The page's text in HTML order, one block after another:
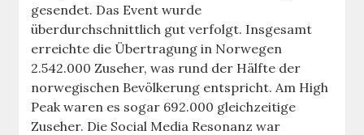
gesendet. Das Event wurde
überdurchschnittlich gut verfolgt. Insgesamt
erreichte die Übertragung in Norwegen
2.542.000 Zuseher, was rund der Hälfte der
norwegischen Bevölkerung entspricht. Am High
Peak waren es sogar 692.000 gleichzeitige
Zuseher. Die Social Media Resonanz war